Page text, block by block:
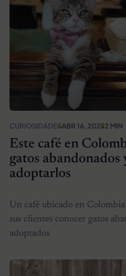
CURIOSIDADESABR 16, 20252 MIN
Este café en
gatos abandonados
adoptarlos
Un café ubicado en
sus clientes conocer gatos
adoptados